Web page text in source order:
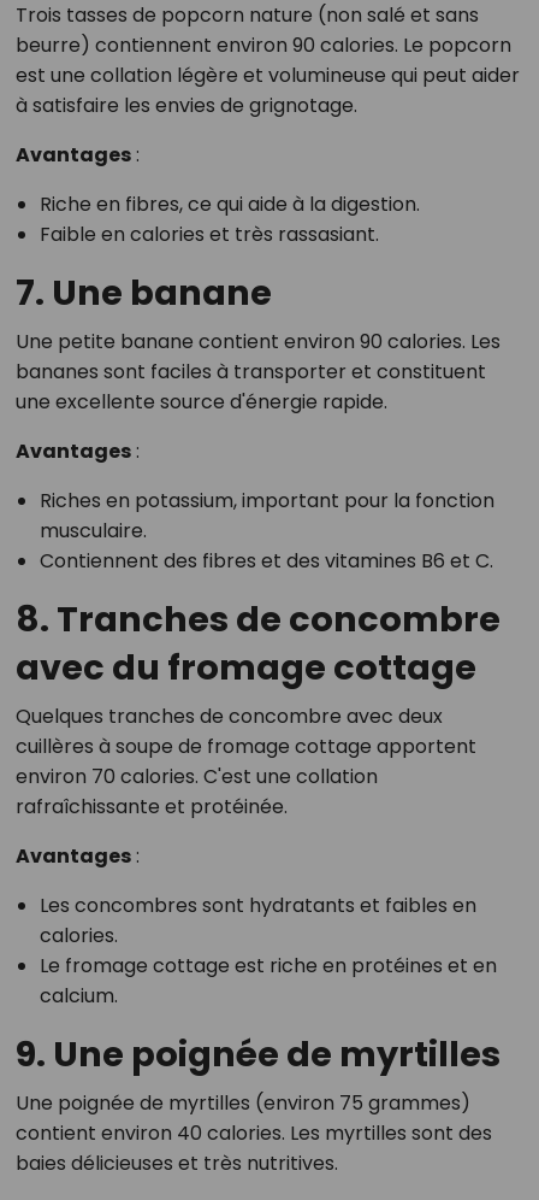
Trois tasses de popcorn nature (non salé et sans
beurre) contiennent environ 90 calories. Le popcorn
est une collation légère et volumineuse qui peut aider
à satisfaire les envies de grignotage.
Avantages:
Riche en fibres, ce qui aide à la digestion.
Faible en calories et très rassasiant.
7. Une banane
Une petite banane contient environ 90 calories. Les
bananes sont faciles à transporter et constituent
une excellente source d'énergie rapide.
Avantages:
Riches en potassium, important pour la fonction
musculaire.
Contiennent des fibres et des vitamines B6 et C.
8. Tranches de concombre
avec du fromage cottage
Quelques tranches de concombre avec deux
cuillères à soupe de fromage cottage apportent
environ 70 calories. C'est une collation
rafraîchissante et protéinée.
Avantages:
Les concombres sont hydratants et faibles en
calories.
Le fromage cottage est riche en protéines et en
calcium.
9. Une poignée de myrtilles
Une poignée de myrtilles (environ 75 grammes)
contient environ 40 calories. Les myrtilles sont des
baies délicieuses et très nutritives.